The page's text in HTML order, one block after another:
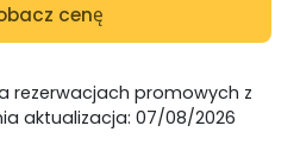
cenę
rezerwacjach promowych z
aktualizacja: 07/08/2026